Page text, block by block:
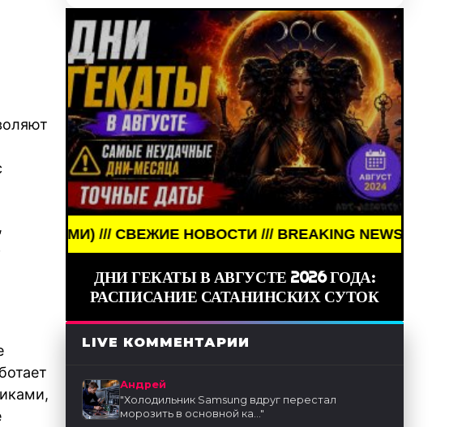
/// СВЕЖИЕ НОВОСТИ /// BREAKING NEWS /// НОВОСТИ
ДНИ ГЕКАТЫ В АВГУСТЕ 2026 ГОДА:
РАСПИСАНИЕ САТАНИНСКИХ СУТОК
LIVE КОММЕНТАРИИ
Андрей
"Холодильник Samsung вдруг перестал
морозить в основной ка..."